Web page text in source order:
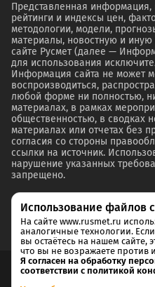
Представленная
рейтинги и индексы цен,
методологии, модели,
материалы, новостную и
сайте Русмет (далее —
для использования
Информация сайта не может
воспроизводиться,
любой форме ни полностью,
материалах, в рамках
общественностью, в сводках
материалах или отчетах без
согласия со стороны
ссылки на источник.
нарушение указанных
запрещено.
Согласие на обработку и
Использование файлов
На сайте www.rusmet.ru
аналогичные технологии.
вы остаётесь на нашем сайте,
что вы не возражаете против
Я согласен на обработку
соответствии с политикой